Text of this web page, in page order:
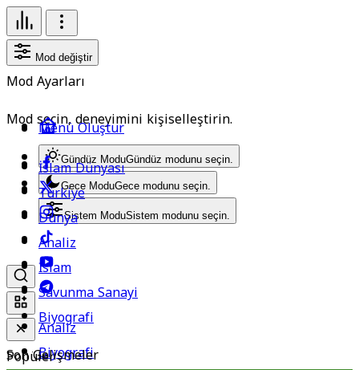
Mod değiştir
Mod Ayarları
Mod seçin, deneyimini kişiselleştirin.
Gündüz ModuGündüz modunu seçin.
Gece ModuGece modunu seçin.
Sistem ModuSistem modunu seçin.
Popüler
Menü Oluştur
Analiz
Biyografi
İslam Dünyası
Türkiye
Dünya
Analiz
İslam
Savunma Sanayi
Biyografi
Son Gelişmeler